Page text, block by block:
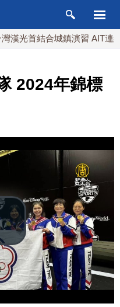
首結合城鎮演習 AIT連續發文
2024年錦標